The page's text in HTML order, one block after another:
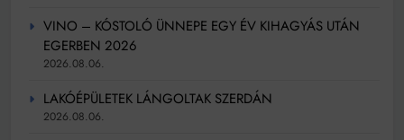
VINO – KÓSTOLÓ ÜNNEPE EGY ÉV KIHAGYÁS UTÁN
EGERBEN 2026
2026.08.06.
LAKÓÉPÜLETEK LÁNGOLTAK SZERDÁN
2026.08.06.